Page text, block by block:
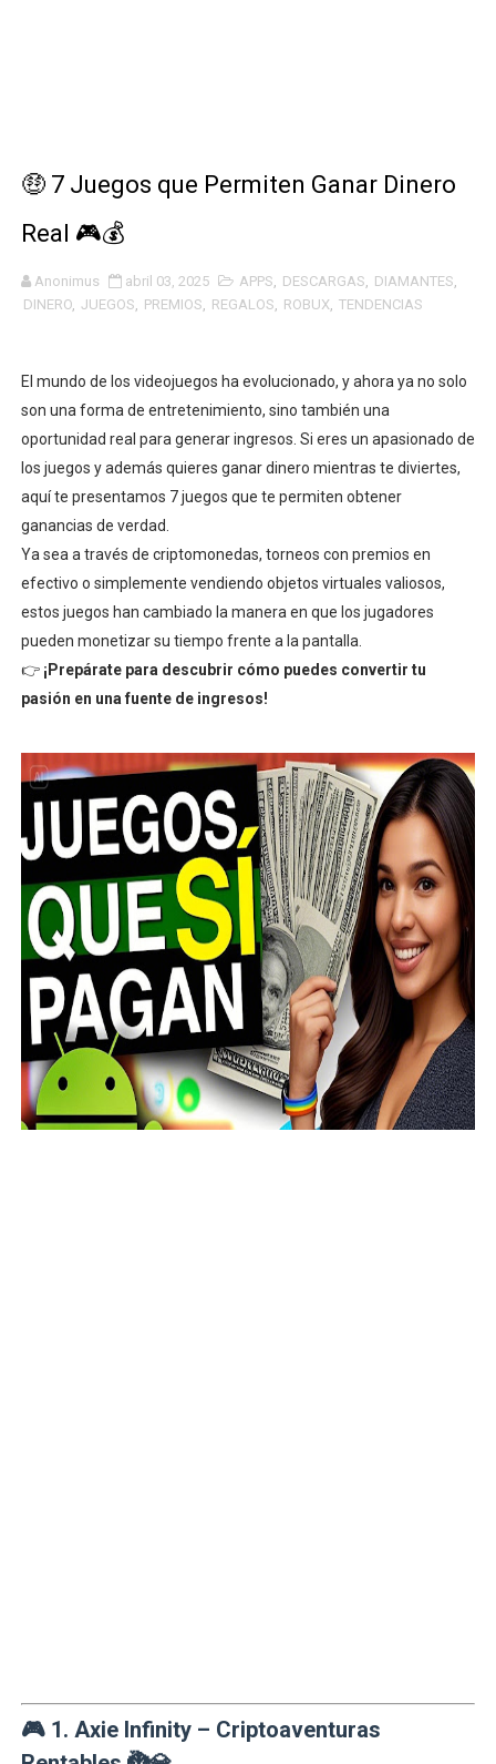
🤑 7 Juegos que Permiten Ganar Dinero
Real 🎮💰
Anonimus abril 03, 2025 APPS DESCARGAS DIAMANTES
DINERO, JUEGOS PREMIOS REGALOS ROBUX TENDENCIAS
El mundo de los videojuegos ha evolucionado, y ahora ya no solo
son una forma de entretenimiento, sino también una
oportunidad real para generar ingresos. Si eres un apasionado de
los juegos y además quieres ganar dinero mientras te diviertes,
aquí te presentamos 7 juegos que te permiten obtener
ganancias de verdad.
Ya sea a través de criptomonedas, torneos con premios en
efectivo o simplemente vendiendo objetos virtuales valiosos,
estos juegos han cambiado la manera en que los jugadores
pueden monetizar su tiempo frente a la pantalla.
👉 ¡Prepárate para descubrir cómo puedes convertir tu
pasión en una fuente de ingresos!
🎮 1. Axie Infinity – Criptoaventuras